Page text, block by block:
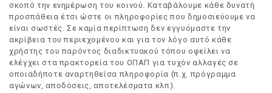
σκοπό την ενημέρωση του κοινού. Καταβάλουμε κάθε δυνατή
προσπάθεια έτσι ώστε οι πληροφορίες που δημοσιεύουμε να
είναι σωστές. Σε καμία περίπτωση δεν εγγυόμαστε την
ακρίβεια του περιεχομένου και για τον λόγο αυτό κάθε
χρήστης του παρόντος διαδικτυακού τόπου οφείλει να
ελέγχει στα πρακτορεία του ΟΠΑΠ για τυχόν αλλαγές σε
οποιαδήποτε αναρτηθείσα πληροφορία (π.χ. πρόγραμμα
αγώνων, αποδόσεις, αποτελέσματα κλπ).